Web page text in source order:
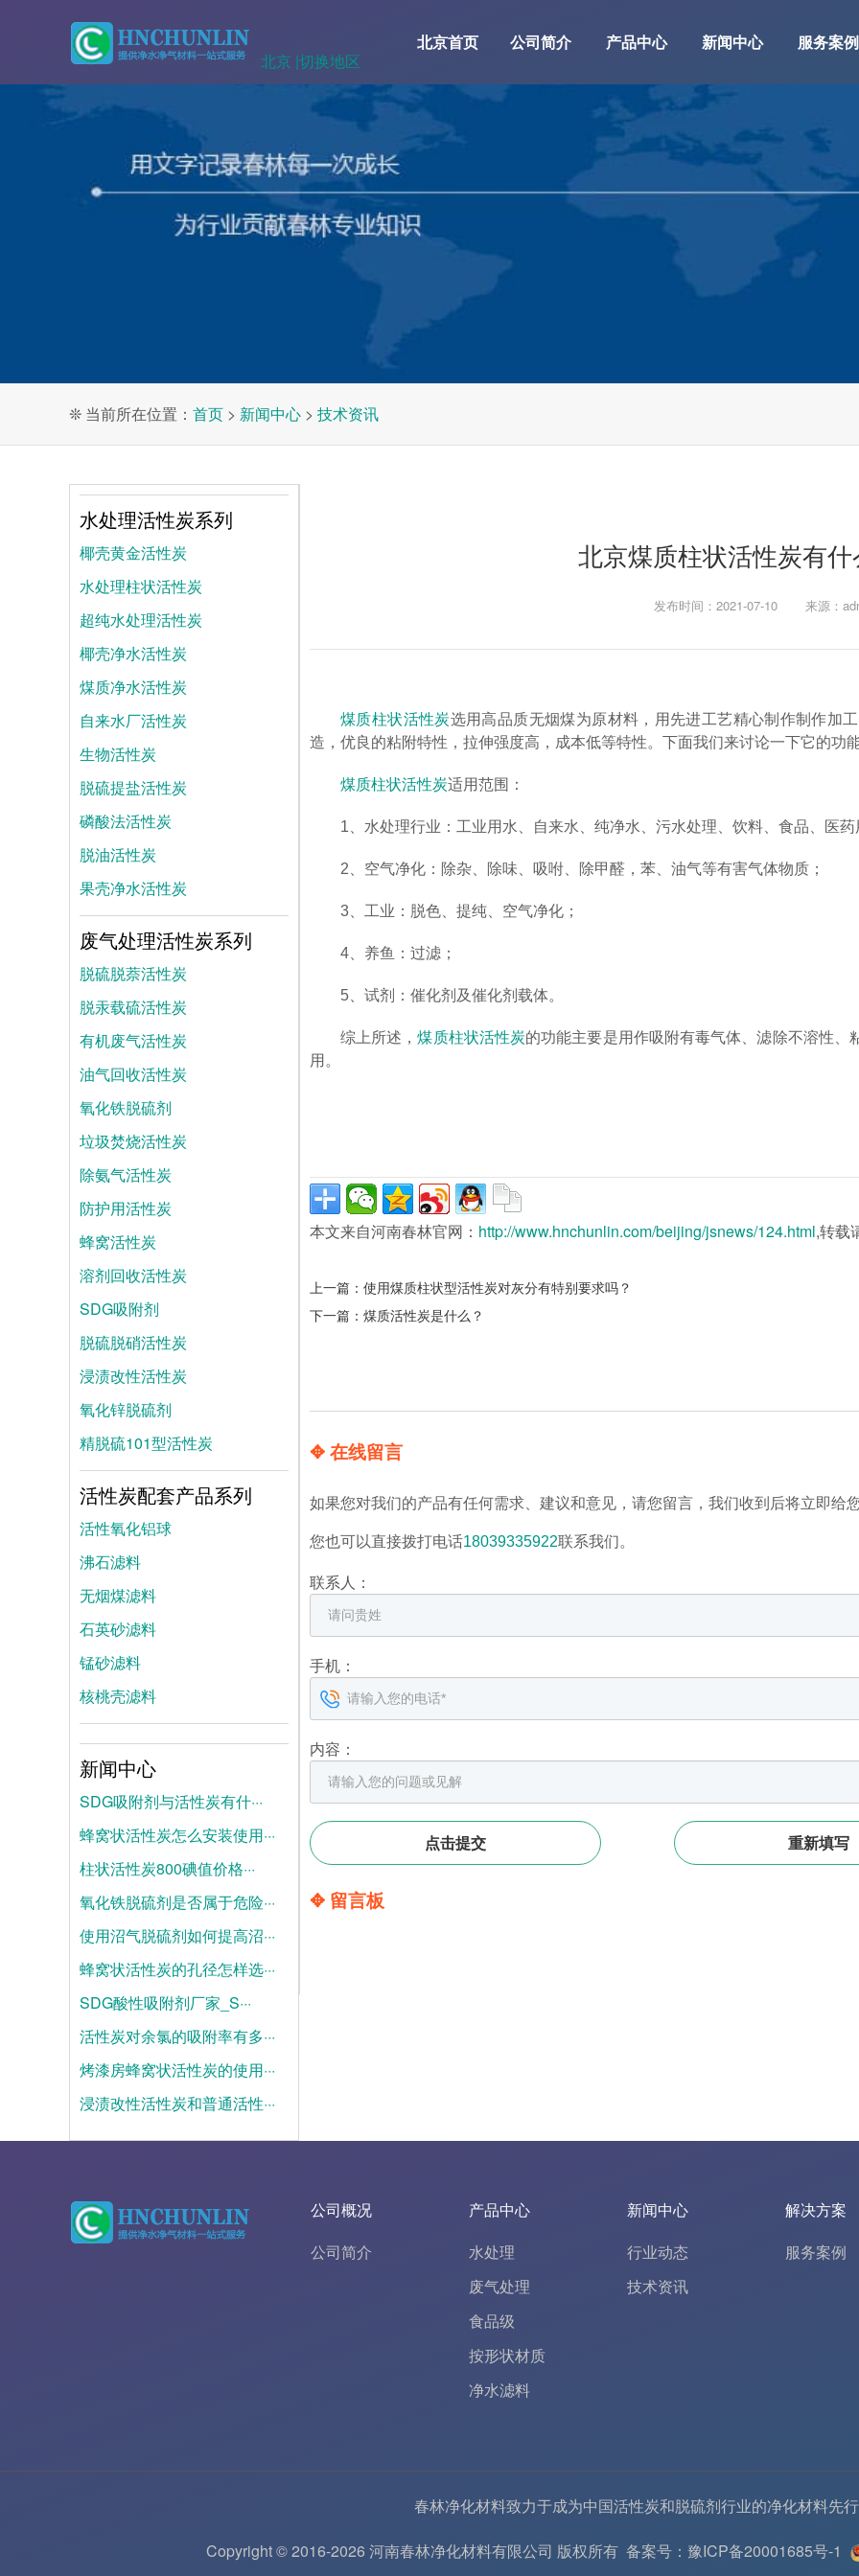
北京 |切换地区
北京首页 公司简介 产品中心 新闻中心 服务案例
❊ 当前所在位置： 首页 > 新闻中心 > 技术资讯
北京煤质柱状活性炭有
发布时间：2021-07-10 来源：
煤质柱状活性炭选用高品质无烟煤为原材料，用先进工艺精心制作制作加
造，优良的粘附特性，拉伸强度高，成本低等特性。下面我们来讨论一下它的功
煤质柱状活性炭适用范围：
1、水处理行业：工业用水、自来水、纯净水、污水处理、饮料、食品、医药
2、空气净化：除杂、除味、吸咐、除甲醛，苯、油气等有害气体物质；
3、工业：脱色、提纯、空气净化；
4、养鱼：过滤；
5、试剂：催化剂及催化剂载体。
综上所述，煤质柱状活性炭的功能主要是用作吸附有毒气体、滤除不溶性
用。
本文来自河南春林官网： http://www.hnchunlin.com/beijing/jsnews/124.html,转载
上一篇： 使用煤质柱状型活性炭对灰分有特别要求吗？
下一篇： 煤质活性炭是什么？
✥ 在线留言
如果您对我们的产品有任何需求、建议和意见，请您留言，我们收到后将立即给
您也可以直接拨打电话18039335922联系我们。
联系人：
手机：
内容：
✥ 留言板
水处理活性炭系列
椰壳黄金活性炭
水处理柱状活性炭
超纯水处理活性炭
椰壳净水活性炭
煤质净水活性炭
自来水厂活性炭
生物活性炭
脱硫提盐活性炭
磷酸法活性炭
脱油活性炭
果壳净水活性炭
废气处理活性炭系列
脱硫脱萘活性炭
脱汞载硫活性炭
有机废气活性炭
油气回收活性炭
氧化铁脱硫剂
垃圾焚烧活性炭
除氨气活性炭
防护用活性炭
蜂窝活性炭
溶剂回收活性炭
SDG吸附剂
脱硫脱硝活性炭
浸渍改性活性炭
氧化锌脱硫剂
精脱硫101型活性炭
活性炭配套产品系列
活性氧化铝球
沸石滤料
无烟煤滤料
石英砂滤料
锰砂滤料
核桃壳滤料
新闻中心
SDG吸附剂与活性炭有什···
2026-08-04
蜂窝状活性炭怎么安装使用···
2026-07-28
柱状活性炭800碘值价格···
2026-07-21
氧化铁脱硫剂是否属于危险···
2025-06-19
使用沼气脱硫剂如何提高沼···
2025-06-12
蜂窝状活性炭的孔径怎样选···
2025-06-05
SDG酸性吸附剂厂家_S···
2025-05-28
活性炭对余氯的吸附率有多···
2025-05-21
烤漆房蜂窝状活性炭的使用···
2025-05-14
浸渍改性活性炭和普通活性···
2025-05-07
公司概况
公司简介
产品中心
水处理
废气处理
食品级
按形状材质
净水滤料
新闻中心
行业动态
技术资讯
解决方案
服务案例
春林净化材料致力于成为中国活性炭和脱硫剂行业的净化材料先
Copyright © 2016-2026 河南春林净化材料有限公司 版权所有 备案号：豫ICP备20001685号-1